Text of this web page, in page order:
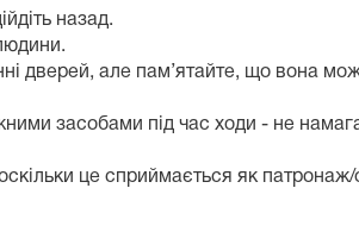
назад.
дверей, але пам’ятайте, що вона
засобами під час ходи - не
це сприймається як патронаж/